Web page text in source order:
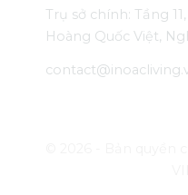
Trụ sở chính: Tầng
Hoàng Quốc Việt,